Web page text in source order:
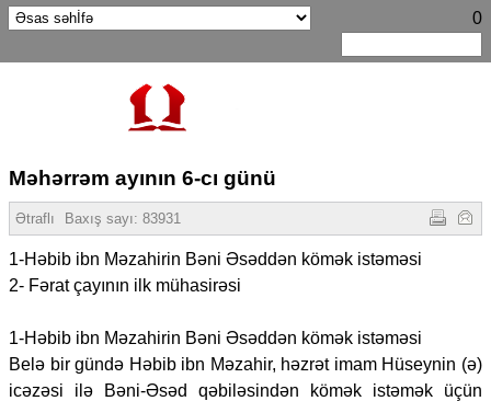
0
Məhərrəm ayının 6-cı günü
Ətraflı Baxış sayı: 83931
1-Həbib ibn Məzahirin Bəni Əsəddən kömək istəməsi
2- Fərat çayının ilk mühasirəsi
1-Həbib ibn Məzahirin Bəni Əsəddən kömək istəməsi
Belə bir gündə Həbib ibn Məzahir, həzrət imam Hüseynin (ə)
icəzəsi ilə Bəni-Əsəd qəbiləsindən kömək istəmək üçün